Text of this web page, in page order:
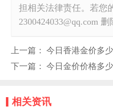
担相关法律责任。若您
2300424033@qq.com 删
上一篇：今日香港金价多
下一篇：今日金价价格多
相关资讯